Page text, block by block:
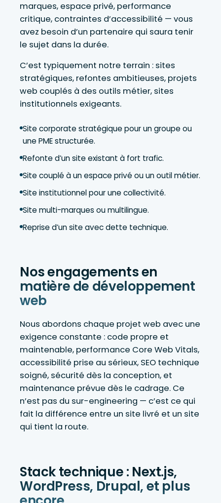
marques, espace privé, performance
critique, contraintes d’accessibilité — vous
avez besoin d’un partenaire qui saura tenir
le sujet dans la durée.
C’est typiquement notre terrain : sites
stratégiques, refontes ambitieuses, projets
web couplés à des outils métier, sites
institutionnels exigeants.
Site corporate stratégique pour un groupe ou
une PME structurée.
Refonte d’un site existant à fort trafic.
Site couplé à un espace privé ou un outil métier.
Site institutionnel pour une collectivité.
Site multi-marques ou multilingue.
Reprise d’un site avec dette technique.
Nos engagements en
matière de développement
web
Nous abordons chaque projet web avec une
exigence constante : code propre et
maintenable, performance Core Web Vitals,
accessibilité prise au sérieux, SEO technique
soigné, sécurité dès la conception, et
maintenance prévue dès le cadrage. Ce
n’est pas du sur-engineering — c’est ce qui
fait la différence entre un site livré et un site
qui tient la route.
Stack technique : Next.js,
WordPress, Drupal, et plus